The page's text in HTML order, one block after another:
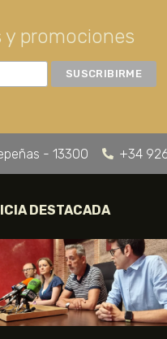
promociones
- 13300 +34
DESTACADA